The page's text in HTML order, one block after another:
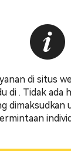
di situs
di . Tidak ada